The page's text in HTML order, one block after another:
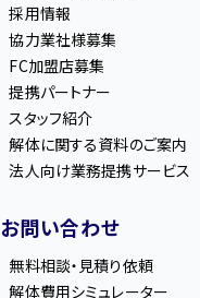
採用情報
協力業社様募集
FC加盟店募集
提携パートナー
スタッフ紹介
解体に関する資料のご案内
法人向け業務提携サービス
お問い合わせ
無料相談・見積り依頼
解体費用シミュレーター